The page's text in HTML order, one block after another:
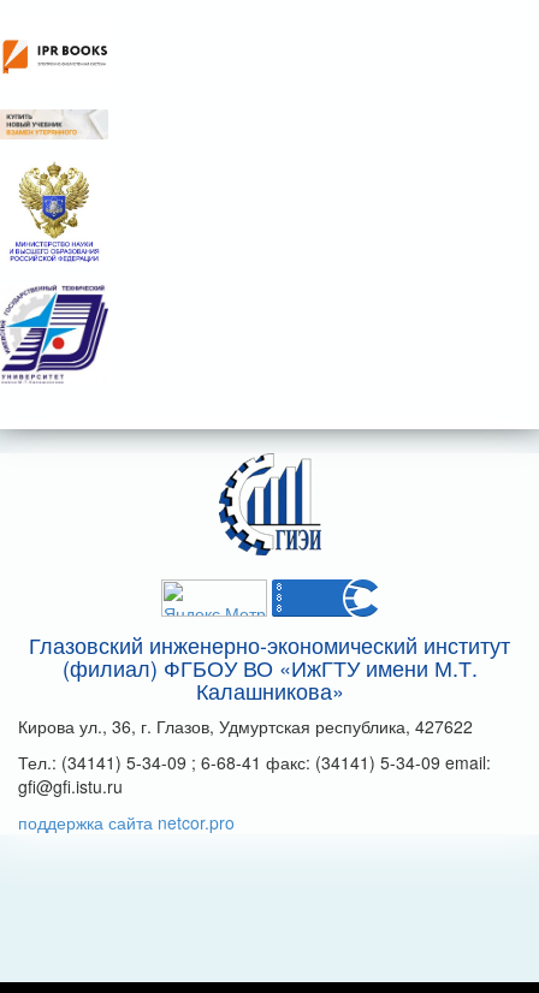
Глазовский инженерно-экономический институт
(филиал) ФГБОУ ВО «ИжГТУ имени М.Т.
Калашникова»
Кирова ул., 36, г. Глазов, Удмуртская республика, 427622
Тел.: (34141) 5-34-09 ; 6-68-41 факс: (34141) 5-34-09 email:
gfi@gfi.istu.ru
поддержка сайта netcor.pro